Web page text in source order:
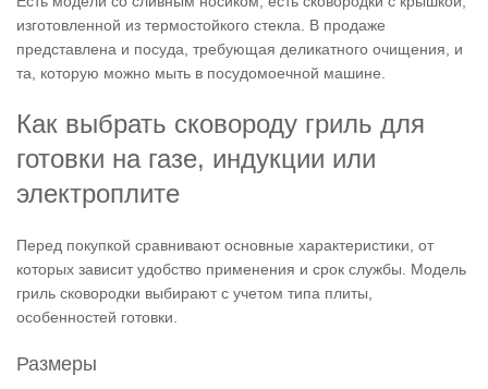
изготовленной из термостойкого стекла. В продаже
представлена и посуда, требующая деликатного очищения, и
та, которую можно мыть в посудомоечной машине.
Как выбрать сковороду гриль для
готовки на газе, индукции или
электроплите
Перед покупкой сравнивают основные характеристики, от
которых зависит удобство применения и срок службы. Модель
гриль сковородки выбирают с учетом типа плиты,
особенностей готовки.
Размеры